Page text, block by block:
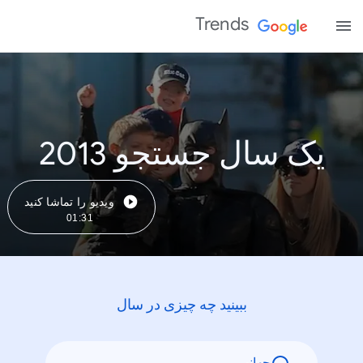
Trends
یک سال جستجو 2013
ویدیو را تماشا کنید
01:31
ببینید چه چیزی در سال